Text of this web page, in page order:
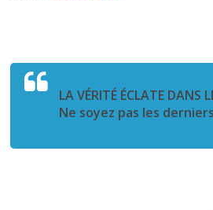
LA VÉRITÉ ÉCLATE DANS
Ne soyez pas les